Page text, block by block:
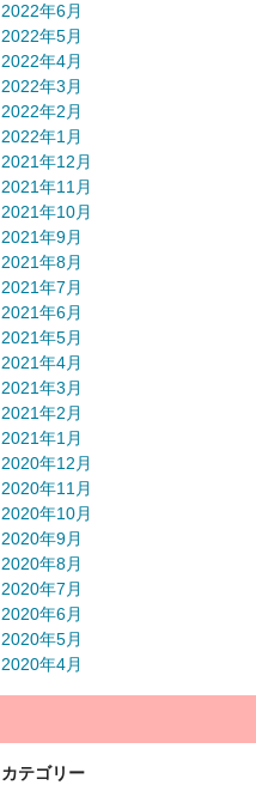
2022年6月
2022年5月
2022年4月
2022年3月
2022年2月
2022年1月
2021年12月
2021年11月
2021年10月
2021年9月
2021年8月
2021年7月
2021年6月
2021年5月
2021年4月
2021年3月
2021年2月
2021年1月
2020年12月
2020年11月
2020年10月
2020年9月
2020年8月
2020年7月
2020年6月
2020年5月
2020年4月
カテゴリー